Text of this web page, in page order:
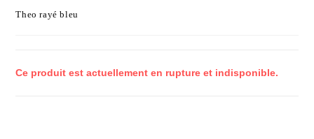
Theo rayé bleu
Ce produit est actuellement en rupture et indisponible.